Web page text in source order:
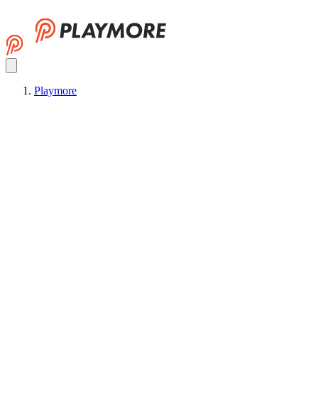
Playmore